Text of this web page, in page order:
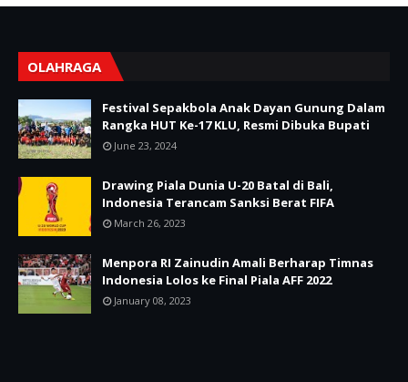
OLAHRAGA
Festival Sepakbola Anak Dayan Gunung Dalam
Rangka HUT Ke-17 KLU, Resmi Dibuka Bupati
June 23, 2024
Drawing Piala Dunia U-20 Batal di Bali,
Indonesia Terancam Sanksi Berat FIFA
March 26, 2023
Menpora RI Zainudin Amali Berharap Timnas
Indonesia Lolos ke Final Piala AFF 2022
January 08, 2023